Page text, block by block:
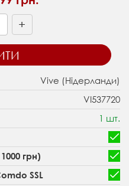
+
Vive (Нідерланди)
VI537720
1 шт.
грн)
SSL